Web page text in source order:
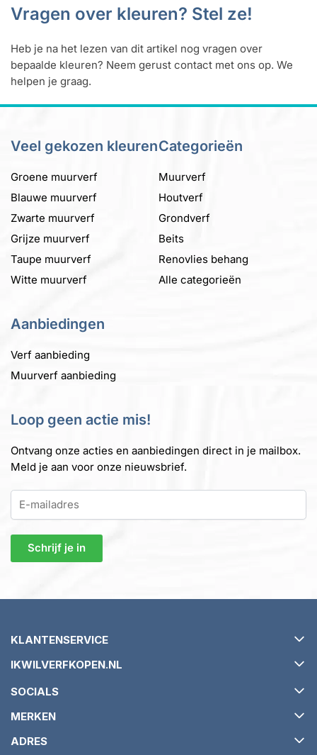
meerdere
variaties.
Deze
optie
kan
worden
de
meerdere
variaties.
Deze
optie
worden
de
Vragen over kleuren? Stel ze!
Heb je na het lezen van dit artikel nog vragen over
bepaalde kleuren? Neem gerust contact met ons op. We
helpen je graag.
Veel gekozen kleuren
Groene muurverf
Blauwe muurverf
Zwarte muurverf
Grijze muurverf
Taupe muurverf
Witte muurverf
Categorieën
Muurverf
Houtverf
Grondverf
Beits
Renovlies behang
Alle categorieën
Aanbiedingen
Verf aanbieding
Muurverf aanbieding
Loop geen actie mis!
Ontvang onze acties en aanbiedingen direct in je mailbox.
Meld je aan voor onze nieuwsbrief.
KLANTENSERVICE
Retourneren en ruilen
Garantie en klachtenbeleid
Veelgestelde vragen (FAQ)
IKWILVERFKOPEN.NL
Over ikwilverfkopen.nl
Algemene voorwaarden
Tips & Tricks
SOCIALS
MERKEN
ADRES